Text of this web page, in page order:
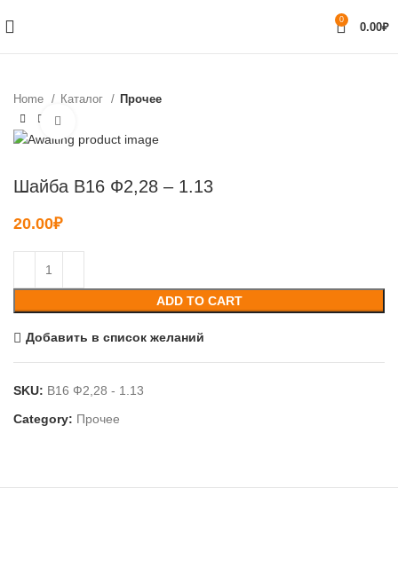
0
0.00₽
Home Каталог
Прочее
Шайба B16 Ф2,28 – 1.13
20.00₽
ADD TO CART
Добавить в список желаний
SKU: B16 Ф2,28 - 1.13
Category: Прочее